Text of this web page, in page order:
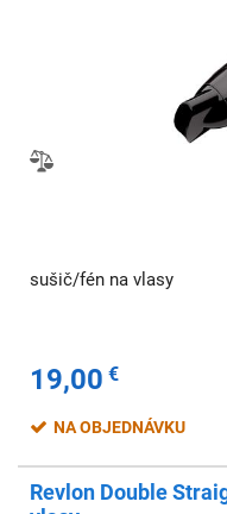
sušič/fén na vlasy
19,00 €
NA OBJEDNÁVKU
Revlon Double